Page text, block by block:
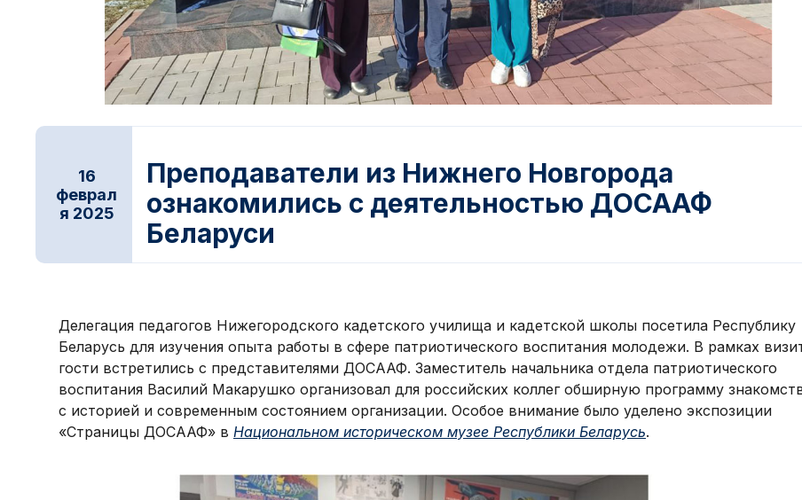
16
феврал
я 2025
Преподаватели из Нижнего Новгорода
ознакомились с деятельностью ДОСААФ
Беларуси
Делегация педагогов Нижегородского кадетского училища и кадетской школы посетила Республику
Беларусь для изучения опыта работы в сфере патриотического воспитания молодежи. В рамках
гости встретились с представителями ДОСААФ. Заместитель начальника отдела патриотического
воспитания Василий Макарушко организовал для российских коллег обширную программу
с историей и современным состоянием организации. Особое внимание было уделено экспозиции
«Страницы ДОСААФ» в Национальном историческом музее Республики Беларусь.